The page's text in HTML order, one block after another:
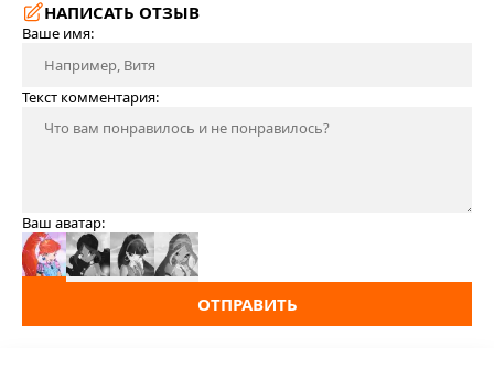
НАПИСАТЬ ОТЗЫВ
Ваше имя:
Текст комментария:
Ваш аватар:
ОТПРАВИТЬ